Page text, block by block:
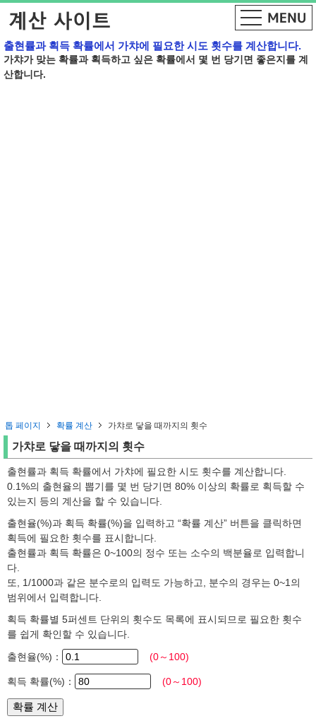
출현률과 획득 확률에서 가챠에 필요한 시도 횟수를 계산합니다.
가챠가 맞는 확률과 획득하고 싶은 확률에서 몇 번 당기면 좋은지를 계
산합니다.
톱 페이지 확률 계산 가챠로 닿을 때까지의 횟수
가챠로 닿을 때까지의 횟수
출현률과 획득 확률에서 가챠에 필요한 시도 횟수를 계산합니다.
0.1%의 출현율의 뽑기를 몇 번 당기면 80% 이상의 확률로 획득할 수
있는지 등의 계산을 할 수 있습니다.
출현율(%)과 획득 확률(%)을 입력하고 “확률 계산” 버튼을 클릭하면
획득에 필요한 횟수를 표시합니다.
출현률과 획득 확률은 0~100의 정수 또는 소수의 백분율로 입력합니
다.
또, 1/1000과 같은 분수로의 입력도 가능하고, 분수의 경우는 0~1의
범위에서 입력합니다.
획득 확률별 5퍼센트 단위의 횟수도 목록에 표시되므로 필요한 횟수
를 쉽게 확인할 수 있습니다.
출현율(%)：
(0～100)
획득 확률(%)： (0～100)